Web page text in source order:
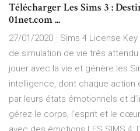
Télécharger Les Sims 3 :
01net.com ...
27/01/2020 · Sims 4 License
de simulation de vie très
jouer avec la vie et génère les
intelligence, dont chaque
par leurs états émotionnels et
gérez le corps, l’esprit et le